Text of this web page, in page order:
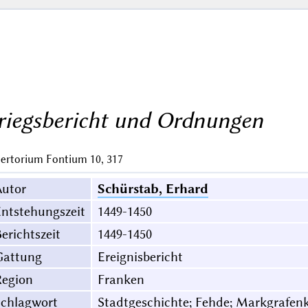
und Ordnungen
Fontium 10, 317
Schürstab, Erhard
1449-1450
1449-1450
Ereignisbericht
Franken
Stadtgeschichte; Fehde;